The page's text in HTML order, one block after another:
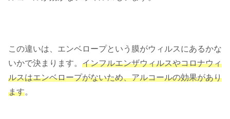
この違いは、エンベロープという膜がウィルスにあるかな
いかで決まります。 インフルエンザウィルスやコロナウィ
ルスはエンベロープがないため、アルコールの効果があり
ます。